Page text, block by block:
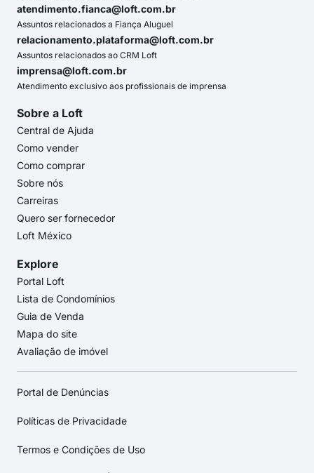
atendimento.fianca@loft.com.br
Assuntos relacionados a Fiança Aluguel
relacionamento.plataforma@loft.com.br
Assuntos relacionados ao CRM Loft
imprensa@loft.com.br
Atendimento exclusivo aos profissionais de imprensa
Sobre a Loft
Central de Ajuda
Como vender
Como comprar
Sobre nós
Carreiras
Quero ser fornecedor
Loft México
Explore
Portal Loft
Lista de Condomínios
Guia de Venda
Mapa do site
Avaliação de imóvel
Portal de Denúncias
Políticas de Privacidade
Termos e Condições de Uso